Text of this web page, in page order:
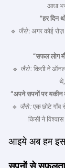
आधा
“हरदिन
🔹 जैसे:अगर कोई
“सफललोग
🔹 जैसे:किसी ने
“अपने सपनों पर यकीन
🔹 जैसे:एक छोटे गाँव
किसी ने
आइये अब हम